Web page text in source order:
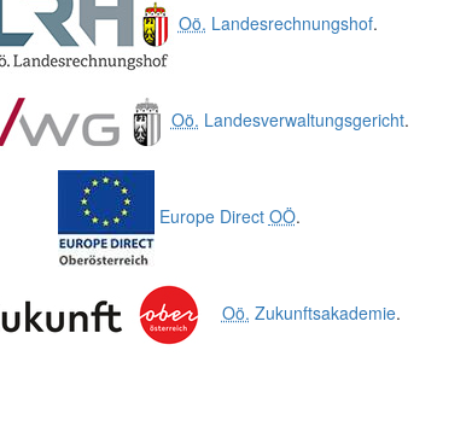
Oö. Landesrechnungshof.
Oö. Landesverwaltungsgericht.
Europe Direct OÖ.
Oö. Zukunftsakademie.